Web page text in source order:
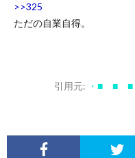
>>325
ただの自業自得。
引用元: ・■ ■